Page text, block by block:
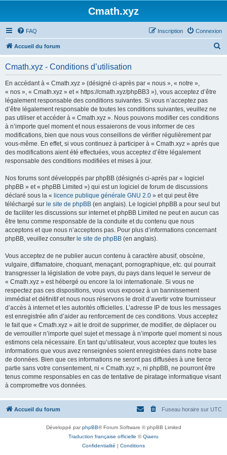
Cmath.xyz
FAQ Connexion
Inscription
Accueil du forum
Cmath.xyz - Conditions d’utilisation
En accédant à « Cmath.xyz » (désigné ci-après par « nous », « notre »,
« nos », « Cmath.xyz » et « https://cmath.xyz/phpBB3 »), vous acceptez d’être
légalement responsable des conditions suivantes. Si vous n’acceptez pas
d’être légalement responsable de toutes les conditions suivantes, veuillez ne
pas utiliser et accéder à « Cmath.xyz ». Nous pouvons modifier ces conditions
à n’importe quel moment et nous essaierons de vous informer de ces
modifications, bien que nous vous conseillons de vérifier régulièrement par
vous-même. En effet, si vous continuez à participer à « Cmath.xyz » après que
des modifications aient été effectuées, vous acceptez d’être légalement
responsable des conditions modifiées et mises à jour.
Nos forums sont développés par phpBB (désignés ci-après par « logiciel
phpBB » et « phpBB Limited ») qui est un logiciel de forum de discussions
déclaré sous la « licence publique générale GNU 2.0 » et qui peut être
téléchargé sur le site de phpBB (en anglais). Le logiciel phpBB a pour seul but
de faciliter les discussions sur internet et phpBB Limited ne peut en aucun cas
être tenu comme responsable de la conduite et du contenu que nous
acceptons et que nous n’acceptons pas. Pour plus d’informations concernant
phpBB, veuillez consulter le site de phpBB (en anglais).
Vous acceptez de ne publier aucun contenu à caractère abusif, obscène,
vulgaire, diffamatoire, choquant, menaçant, pornographique, etc. qui pourrait
transgresser la législation de votre pays, du pays dans lequel le serveur de
« Cmath.xyz » est hébergé ou encore la loi internationale. Si vous ne
respectez pas ces dispositions, vous vous exposez à un bannissement
immédiat et définitif et nous nous réservons le droit d’avertir votre fournisseur
d’accès à internet et les autorités officielles. L’adresse IP de tous les messages
est enregistrée afin d’aider au renforcement de ces conditions. Vous acceptez
le fait que « Cmath.xyz » ait le droit de supprimer, de modifier, de déplacer ou
de verrouiller n’importe quel sujet et message à n’importe quel moment si nous
estimons cela nécessaire. En tant qu’utilisateur, vous acceptez que toutes les
informations que vous avez renseignées soient enregistrées dans notre base
de données. Bien que ces informations ne seront pas diffusées à une tierce
partie sans votre consentement, ni « Cmath.xyz », ni phpBB, ne pourront être
tenus comme responsables en cas de tentative de piratage informatique visant
à compromettre vos données.
Accueil du forum Fuseau horaire sur UTC
Développé parphpBB® Forum Software © phpBB Limited
Traduction française officielle ©Qiaeru
Confidentialité | Conditions